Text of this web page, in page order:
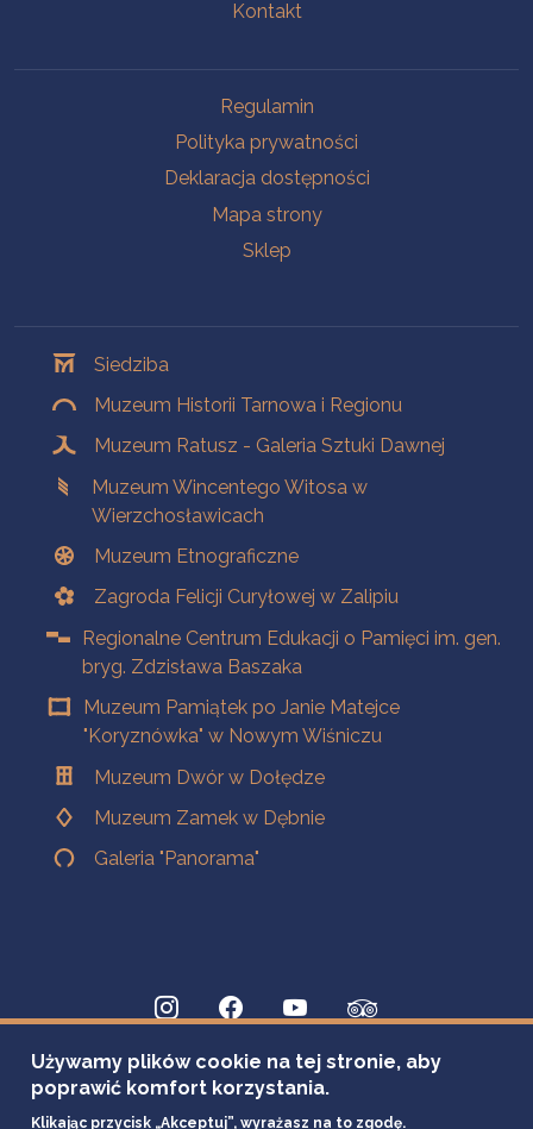
Kontakt
Regulamin
Polityka prywatności
Deklaracja dostępności
Mapa strony
Sklep
Siedziba
Muzeum Historii Tarnowa i Regionu
Muzeum Ratusz - Galeria Sztuki Dawnej
Muzeum Wincentego Witosa w
Wierzchosławicach
Muzeum Etnograficzne
Zagroda Felicji Curyłowej w Zalipiu
Regionalne Centrum Edukacji o Pamięci im. gen.
bryg. Zdzisława Baszaka
Muzeum Pamiątek po Janie Matejce
"Koryznówka" w Nowym Wiśniczu
Muzeum Dwór w Dołędze
Muzeum Zamek w Dębnie
Galeria "Panorama"
Używamy plików cookie na tej stronie, aby
poprawić komfort korzystania.
Klikając przycisk „Akceptuj”, wyrażasz na to zgodę.